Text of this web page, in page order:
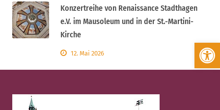
Werkzeugleiste öffnen
Konzertreihe von Renaissance Stadthagen
e.V. im Mausoleum und in der St.-Martini-
Kirche
12. Mai 2026